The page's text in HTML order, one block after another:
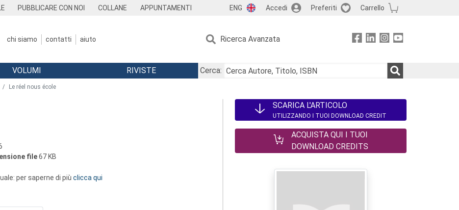
PUBBLICARE CON NOI COLLANE APPUNTAMENTI ENG Accedi Preferiti Carrello
chi siamo contatti aiuto Ricerca Avanzata
VOLUMI RIVISTE
Cerca:
Le réel nous école
file67 KB
per saperne di più clicca qui
SCARICA L'ARTICOLO
UTILIZZANDO I TUOI DOWNLOAD CREDIT
ACQUISTA QUI I TUOI
DOWNLOAD CREDITS